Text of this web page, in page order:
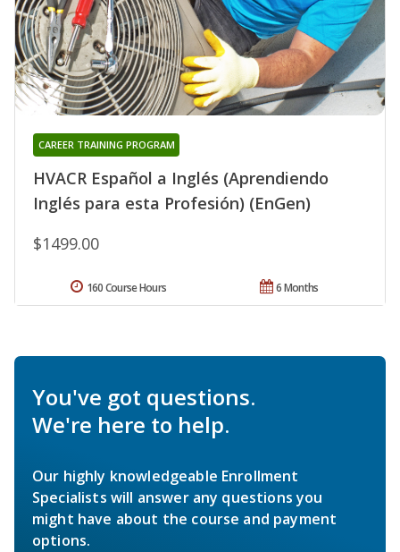
HVACR Español a Inglés (Aprendiendo
Inglés para esta Profesión) (EnGen)
CAREER TRAINING PROGRAM
$1499.00
6 Months
160 Course Hours
You've got questions.
We're here to help.
Our highly knowledgeable Enrollment
Specialists will answer any questions you
might have about the course and payment
options.